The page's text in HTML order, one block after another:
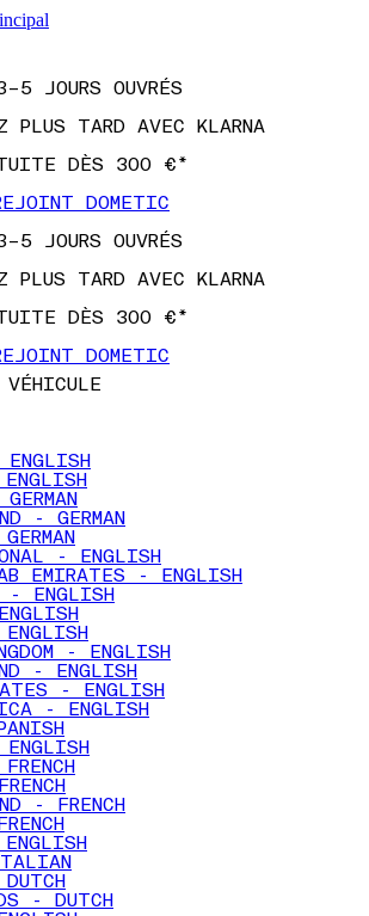
PLUS TARD AVEC KLARNA
DÈS 300 €*
DOMETIC
JOURS OUVRÉS
PLUS TARD AVEC KLARNA
DÈS 300 €*
DOMETIC
VÉHICULE
- GERMAN
- ENGLISH
EMIRATES - ENGLISH
- ENGLISH
- ENGLISH
- ENGLISH
- ENGLISH
- ENGLISH
- FRENCH
- DUTCH